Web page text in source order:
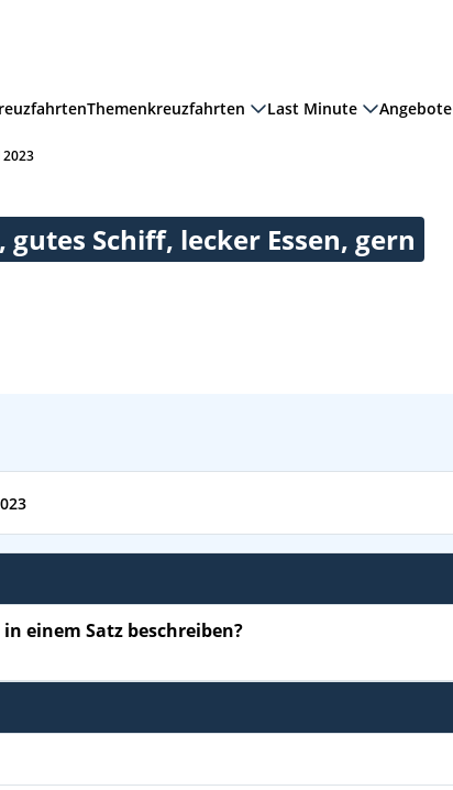
Themenkreuzfahrten Last Minute Angebote
Schiff, lecker Essen, gern
einem Satz beschreiben?